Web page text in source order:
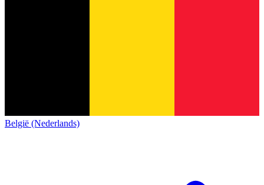
België (Nederlands)